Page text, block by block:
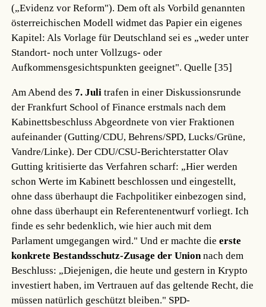
(„Evidenz vor Reform"). Dem oft als Vorbild genannten
österreichischen Modell widmet das Papier ein eigenes
Kapitel: Als Vorlage für Deutschland sei es „weder unter
Standort- noch unter Vollzugs- oder
Aufkommensgesichtspunkten geeignet".Quelle [35]
Am Abend des 7. Juli trafen in einer Diskussionsrunde
der Frankfurt School of Finance erstmals nach dem
Kabinettsbeschluss Abgeordnete von vier Fraktionen
aufeinander (Gutting/CDU, Behrens/SPD, Lucks/Grüne,
Vandre/Linke). Der CDU/CSU-Berichterstatter Olav
Gutting kritisierte das Verfahren scharf: „Hier werden
schon Werte im Kabinett beschlossen und eingestellt,
ohne dass überhaupt die Fachpolitiker einbezogen sind,
ohne dass überhaupt ein Referentenentwurf vorliegt. Ich
finde es sehr bedenklich, wie hier auch mit dem
Parlament umgegangen wird." Und er machte dieerste
konkrete Bestandsschutz-Zusage der Unionnach dem
Beschluss: „Diejenigen, die heute und gestern in Krypto
investiert haben, im Vertrauen auf das geltende Recht, die
müssen natürlich geschützt bleiben." SPD-